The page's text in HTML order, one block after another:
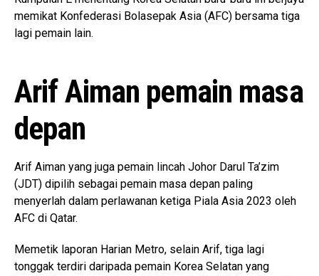
memikat Konfederasi Bolasepak Asia (AFC) bersama tiga
lagi pemain lain.
Arif Aiman pemain masa
depan
Arif Aiman yang juga pemain lincah Johor Darul Ta’zim
(JDT) dipilih sebagai pemain masa depan paling
menyerlah dalam perlawanan ketiga Piala Asia 2023 oleh
AFC di Qatar.
Memetik laporan Harian Metro, selain Arif, tiga lagi
tonggak terdiri daripada pemain Korea Selatan yang